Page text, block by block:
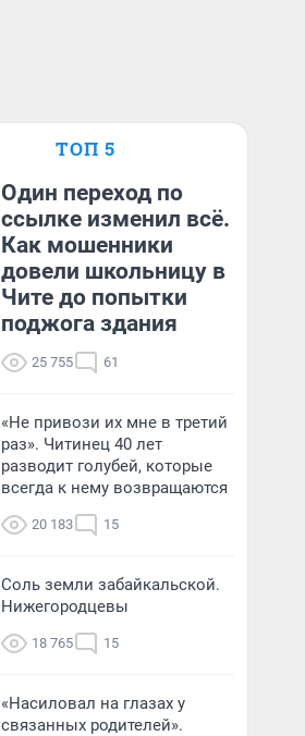
ТОП 5
Один переход по
ссылке изменил всё.
Как мошенники
довели школьницу в
Чите до попытки
поджога здания
25 755 61
«Не привози их мне в третий
раз». Читинец 40 лет
разводит голубей, которые
всегда к нему возвращаются
20 183 15
Соль земли забайкальской.
Нижегородцевы
18 765 15
«Насиловал на глазах у
связанных родителей».